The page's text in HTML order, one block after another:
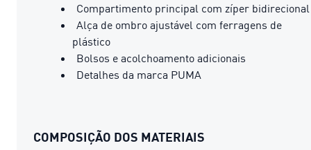
Compartimento principal com zíper bidirecional
Alça de ombro ajustável com ferragens de
plástico
Bolsos e acolchoamento adicionais
Detalhes da marca PUMA
COMPOSIÇÃO DOS MATERIAIS